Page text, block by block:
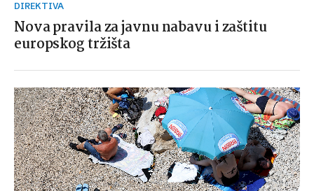
DIREKTIVA
Nova pravila za javnu nabavu i zaštitu
europskog tržišta